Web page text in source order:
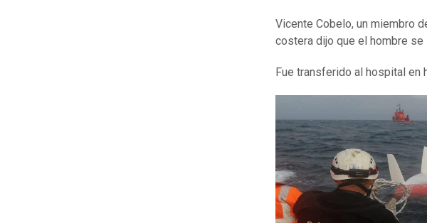
Vicente Cobelo, un miembro
costera dijo que el hombre se
Fue transferido al hospital en